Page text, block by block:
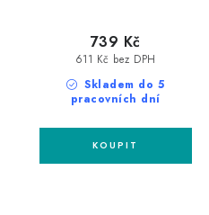
Skladem do 5
pracovních dní
611 Kč bez DPH
739 Kč